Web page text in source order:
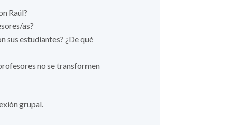
Raúl?
as?
sus estudiantes? ¿De qué
no se transformen
grupal.